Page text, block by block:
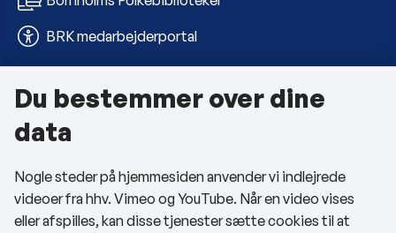
BRK medarbejderportal
Om kommunen
Kontakt os
Telefon- og åbningstider
Tilgængelighedserklæring
Du bestemmer over dine
data
Nogle steder på hjemmesiden anvender vi indlejrede
videoer fra hhv. Vimeo og YouTube. Når en video vises
eller afspilles, kan disse tjenester sætte cookies til at